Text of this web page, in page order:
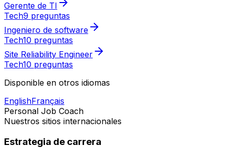
Gerente de TI
Tech9 preguntas
Ingeniero de software
Tech10 preguntas
Site Reliability Engineer
Tech10 preguntas
Disponible en otros idiomas
EnglishFrançais
Personal Job Coach
Nuestros sitios internacionales
Estrategia de carrera